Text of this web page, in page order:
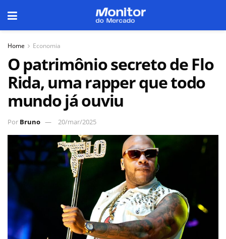
Home Economia
O patrimônio secreto de Flo
Rida, uma rapper que todo
mundo já ouviu
Por Bruno 20/mar/2025